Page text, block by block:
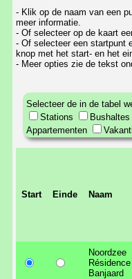
- Klik op de naam van een
meer informatie.
- Of selecteer op de kaart
- Of selecteer een startpunt
knop met het start- en het
- Meer opties zie de tekst
Selecteer de in de tabel
Stations
Bushaltes
Appartementen
Start Einde Naam
Noordzee
Banjaard